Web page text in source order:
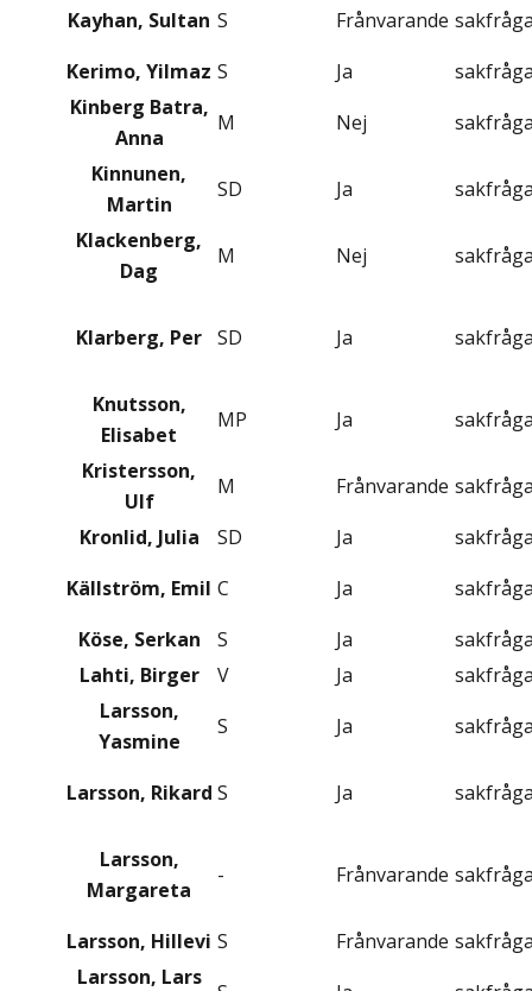
Kayhan, Sultan S Frånvarande
Kerimo, Yilmaz S Ja
Kinberg Batra,
Anna
M Nej
Kinnunen,
Martin
SD Ja
Klackenberg,
Dag
M Nej
Klarberg, Per SD Ja
Knutsson,
Elisabet
MP Ja
Kristersson,
Ulf
M Frånvarande
Kronlid, Julia
SD Ja
Källström, Emil C Ja
Köse, Serkan
S Ja
Lahti, Birger
V Ja
Larsson,
Yasmine
S Ja
Larsson, Rikard S Ja
Larsson,
Margareta
- Frånvarande
Larsson, Hillevi S Frånvarande
Larsson, Lars